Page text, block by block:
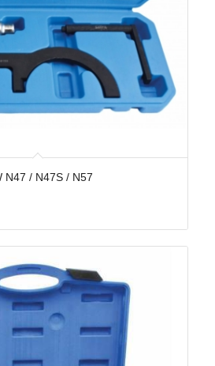
N47 / N47S / N57